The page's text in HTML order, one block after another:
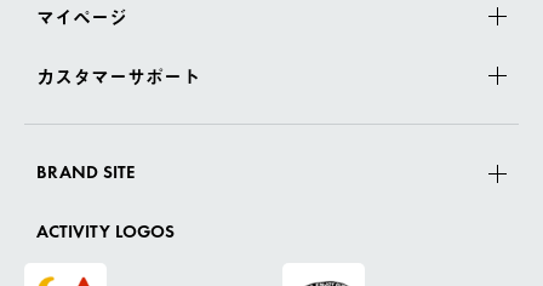
マイページ
カスタマーサポート
BRAND SITE
ACTIVITY LOGOS